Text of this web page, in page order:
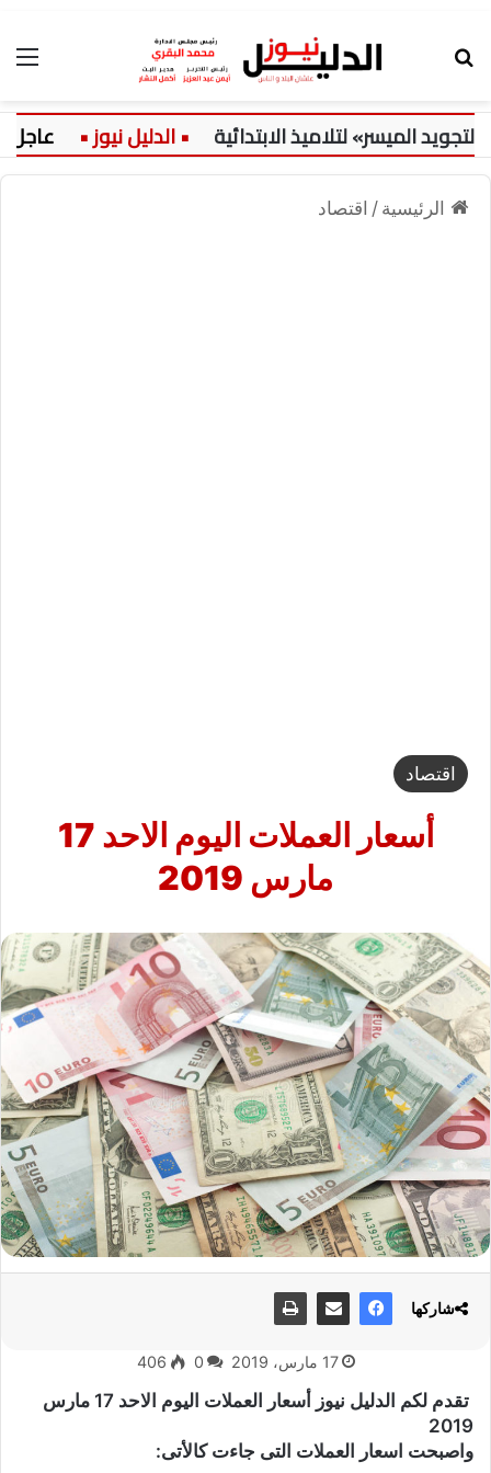
الميسر» لتلاميذ الابتدائية عاجل:
الرئيسية / اقتصاد
اقتصاد
أسعار العملات اليوم الاحد 17
مارس 2019
17 مارس، 2019 0
406
تقدم لكم الدليل نيوز أسعار العملات اليوم الاحد 17 مارس
2019
واصبحت اسعار العملات التى جاءت كالأتى:
شاركها